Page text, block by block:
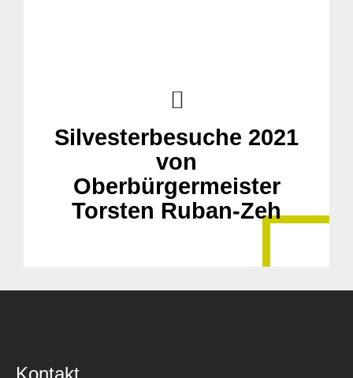
Silvesterbesuche 2021
von
Oberbürgermeister
Torsten Ruban-Zeh
Kontakt